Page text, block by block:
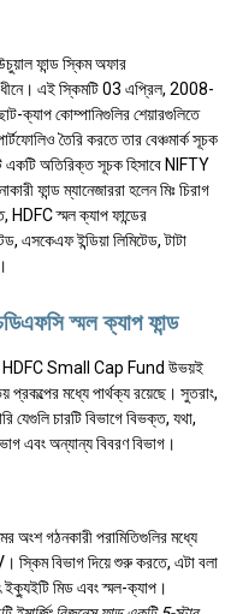
ফান্ড স্কিম অফার
এই স্কিমটি 03 এপ্রিল, 2008-
ক্যাপ কোম্পানিগুলির শেয়ারগুলিতে
তৈরি করতে তার বেঞ্চমার্ক সূচক
অতিরিক্ত সূচক হিসাবে NIFTY
ফান্ড ম্যানেজাররা হলেন মিঃ চিরাগ
HDFC স্মল ক্যাপ ফান্ডের
এসকেএফ ইন্ডিয়া লিমিটেড, টাটা
স্মল ক্যাপ ফান্ড
Small Cap Fund উভয়ই
মধ্যে পার্থক্য রয়েছে। সুতরাং,
চারটি বিভাগে বিভক্ত, যথা,
এবং অন্যান্য বিবরণ বিভাগ।
অংশ গঠনকারী পরামিতিগুলির মধ্যে
স্কিম বিভাগ দিয়ে শুরু করতে, এটা বলা
ইক্যুইটি মিড এবং স্মল-ক্যাপ।